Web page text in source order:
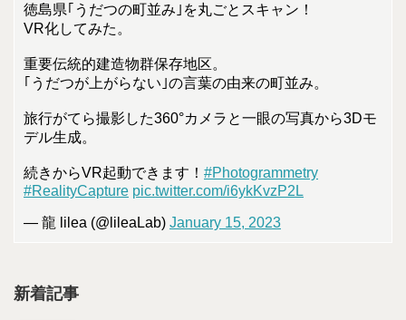
徳島県｢うだつの町並み｣を丸ごとスキャン！
VR化してみた。
重要伝統的建造物群保存地区。
｢うだつが上がらない｣の言葉の由来の町並み。
旅行がてら撮影した360°カメラと一眼の写真から3Dモ
デル生成。
続きからVR起動できます！ #Photogrammetry
#RealityCapture pic.twitter.com/i6ykKvzP2L
— 龍 lilea (@lileaLab) January 15, 2023
新着記事